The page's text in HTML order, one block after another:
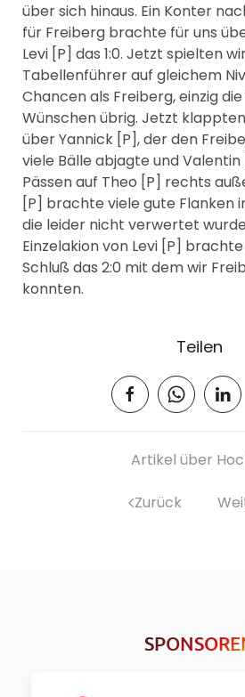
über sich hinaus. Ein Konter
für Freiberg brachte für uns
Levi [P] das 1:0. Jetzt spielten
Tabellenführer auf gleichem
Chancen als Freiberg, einzig
Wünschen übrig. Jetzt
über Yannick [P], der den
viele Bälle abjagte und
Pässen auf Theo [P] rechts
[P] brachte viele gute Flanken
die leider nicht verwertet
Einzelakion von Levi [P]
Schluß das 2:0 mit dem wir
konnten.
Teilen
Artikel über
Zurück